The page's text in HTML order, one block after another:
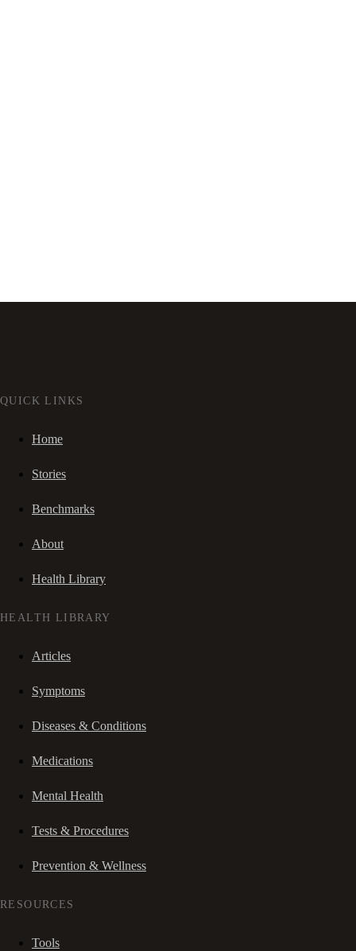
QUICK LINKS
Home
Stories
Benchmarks
About
Health Library
HEALTH LIBRARY
Articles
Symptoms
Diseases & Conditions
Medications
Mental Health
Tests & Procedures
Prevention & Wellness
RESOURCES
Tools